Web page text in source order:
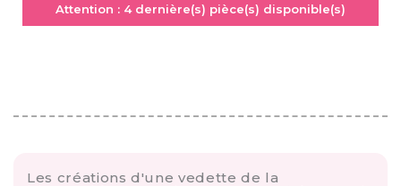
Attention : 4dernière(s) pièce(s) disponible(s)
Les créations d'une vedette de la